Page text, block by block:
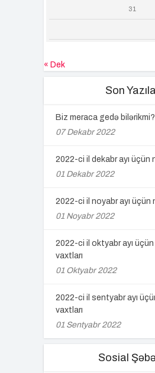
31
« Dek
Son
Biz meraca gedə bilərikmi?
07 Dekabr 2022
2022-ci il dekabr ayı üçün
01 Dekabr 2022
2022-ci il noyabr ayı üçün
01 Noyabr 2022
2022-ci il oktyabr ayı
vaxtları
01 Oktyabr 2022
2022-ci il sentyabr ayı
vaxtları
01 Sentyabr 2022
Sosial